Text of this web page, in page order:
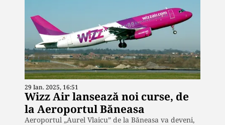
29 Ian. 2025, 16:51
Wizz Air lansează noi curse, de
la Aeroportul Băneasa
Aeroportul „Aurel Vlaicu” de la Băneasa va deveni,